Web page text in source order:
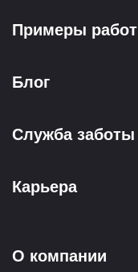
Примеры работ
Блог
Служба заботы
Карьера
О компании